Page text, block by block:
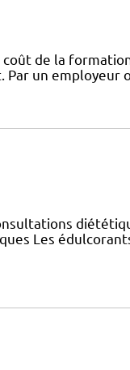
de la
un employeur
Les